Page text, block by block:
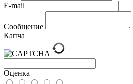
E-mail
Сообщение
Капча
Оценка